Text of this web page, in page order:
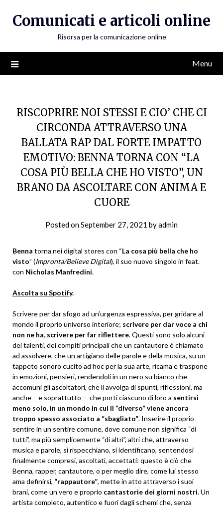
Comunicati e articoli online
Risorsa per la comunicazione online
Menu
RISCOPRIRE NOI STESSI E CIO’ CHE CI
CIRCONDA ATTRAVERSO UNA
BALLATA RAP DAL FORTE IMPATTO
EMOTIVO: BENNA TORNA CON “LA
COSA PIÙ BELLA CHE HO VISTO”, UN
BRANO DA ASCOLTARE CON ANIMA E
CUORE
Posted onSeptember 27, 2021 byadmin
Benna torna nei digital stores con “La cosa più bella che ho
visto” (Impronta/Believe Digital), il suo nuovo singolo in feat.
con Nicholas Manfredini.
Ascolta su Spotify.
Scrivere per dar sfogo ad un’urgenza espressiva, per gridare al
mondo il proprio universo interiore; scrivere per dar voce a chi
non ne ha, scrivere per far riflettere. Questi sono solo alcuni
dei talenti, dei compiti principali che un cantautore è chiamato
ad assolvere, che un artigiano delle parole e della musica, su un
tappeto sonoro cucito ad hoc per la sua arte, ricama e traspone
in emozioni, pensieri, rendendoli in un nero su bianco che
accomuni gli ascoltatori, che li avvolga di spunti, riflessioni, ma
anche – e soprattutto – che porti ciascuno di loro a sentirsi
meno solo, in un mondo in cui il “diverso” viene ancora
troppo spesso associato a “sbagliato”. Inserire il proprio
sentire in un sentire comune, dove comune non significa “di
tutti”, ma più semplicemente “di altri”, altri che, attraverso
musica e parole, si rispecchiano, si identificano, sentendosi
finalmente compresi, ascoltati, accettati: questo è ciò che
Benna, rapper, cantautore, o per meglio dire, come lui stesso
ama definirsi, “rappautore”, mette in atto attraverso i suoi
brani, come un vero e proprio cantastorie dei giorni nostri. Un
artista completo, autentico e fuori dagli schemi che, senza